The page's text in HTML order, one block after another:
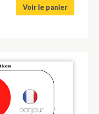
Voir le panier